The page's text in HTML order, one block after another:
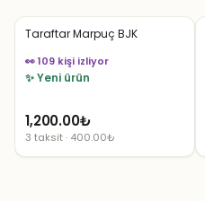
Taraftar Marpuç BJK
👀 109 kişi izliyor
✨ Yeni ürün
1,200.00₺
3 taksit · 400.00₺